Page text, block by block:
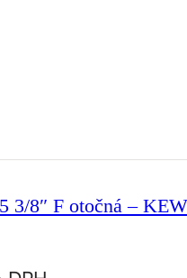
3/8″ F otočná – KEW